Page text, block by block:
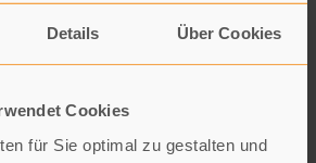
Details Über Cookies
Cookies
für Sie optimal zu gestalten und